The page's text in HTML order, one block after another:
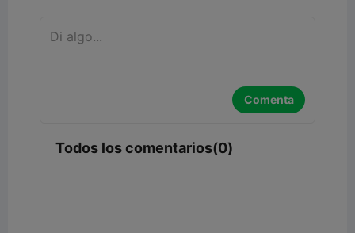
Comenta
Todos los comentarios(0)